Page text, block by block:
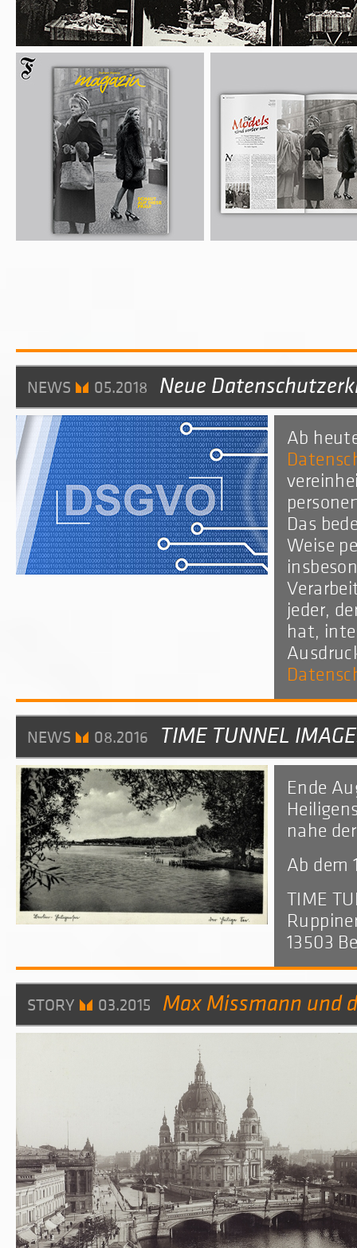
NEWS 05.2018 Neue
Ab
Das
Weise
jeder,
hat,
NEWS 08.2016 TIME TUNNEL
Ende
nahe
Ab dem
TIME
13503
STORY 03.2015 Max Missmann und